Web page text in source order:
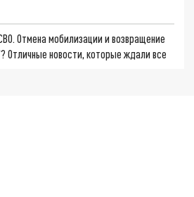
Отмена мобилизации и возвращение
Отличные новости, которые ждали все